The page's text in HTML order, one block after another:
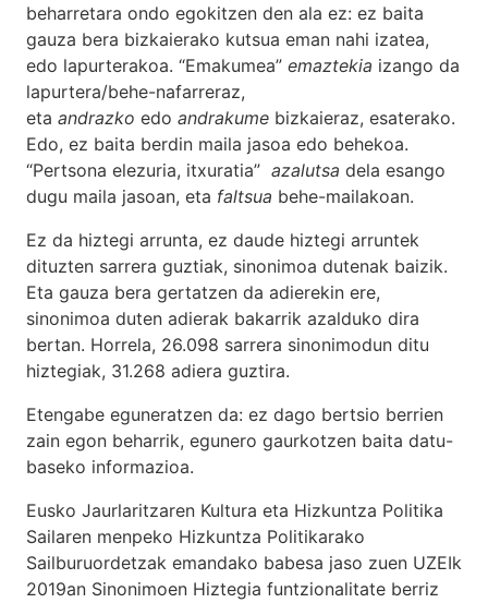
beharretara ondo egokitzen den ala ez: ez baita
gauza bera bizkaierako kutsua eman nahi izatea,
edo lapurterakoa. “Emakumea” emaztekia izango da
lapurtera/behe-nafarreraz,
eta andrazko edo andrakume bizkaieraz, esaterako.
Edo, ez baita berdin maila jasoa edo behekoa.
“Pertsona elezuria, itxuratia” azalutsa dela esango
dugu maila jasoan, eta faltsua behe-mailakoan.
Ez da hiztegi arrunta, ez daude hiztegi arruntek
dituzten sarrera guztiak, sinonimoa dutenak baizik.
Eta gauza bera gertatzen da adierekin ere,
sinonimoa duten adierak bakarrik azalduko dira
bertan. Horrela, 26.098 sarrera sinonimodun ditu
hiztegiak, 31.268 adiera guztira.
Etengabe eguneratzen da: ez dago bertsio berrien
zain egon beharrik, egunero gaurkotzen baita datu-
baseko informazioa.
Eusko Jaurlaritzaren Kultura eta Hizkuntza Politika
Sailaren menpeko Hizkuntza Politikarako
Sailburuordetzak emandako babesa jaso zuen UZEIk
2019an Sinonimoen Hiztegia funtzionalitate berriz